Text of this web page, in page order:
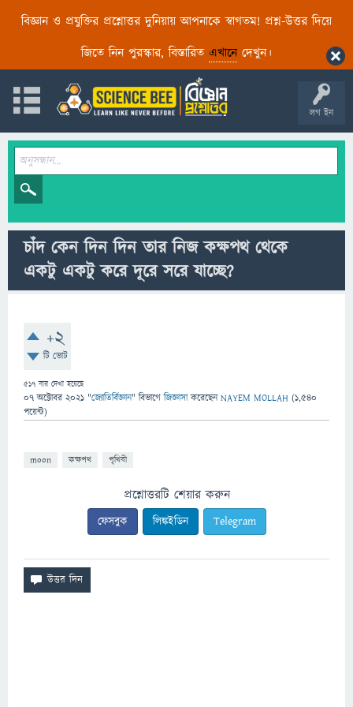
বিজ্ঞান ও প্রযুক্তির প্রশ্নোত্তর দুনিয়ায় আপনাকে স্বাগতম! প্রশ্ন-উত্তর দিয়ে
জিতে নিন পুরস্কার, বিস্তারিত এখানেদেখুন।
লগ ইন
চাঁদ কেন দিন দিন তার নিজ কক্ষপথ থেকে
একটু একটু করে দূরে সরে যাচ্ছে?
+2
টি ভোট
517 বার দেখা হয়েছে
07 অক্টোবর 2021 "জ্যোতির্বিজ্ঞান" বিভাগে জিজ্ঞাসাকরেছেনNAYEM MOLLAH (1,540
পয়েন্ট)
moon কক্ষপথ পৃথিবী
প্রশ্নোত্তরটি শেয়ার করুন
ফেসবুক লিঙ্কইডিন Telegram